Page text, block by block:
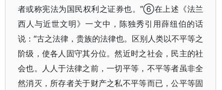
者或称宪法为国民权利之证券也。”⑥在上述《法兰
西人与近世文明》一文中，陈独秀引用薛纽伯的话
说：“古之法律，贵族的法律也。区别人类以不平等之
阶级，使各人固守其分位。然近时之社会，民主的社
会也。人人于法律之前，一切平等，不平等者虽非全
然消灭，所存者关于财产之私不平等而已，公平等固